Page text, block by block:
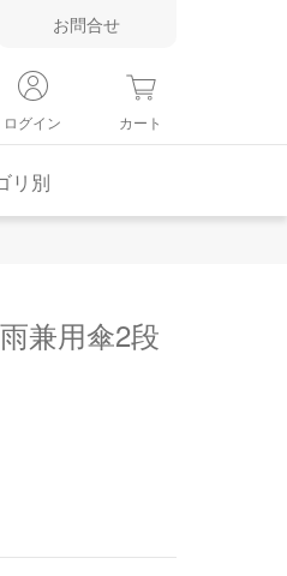
お問合せ
ログイン カート
リ別
兼用傘2段